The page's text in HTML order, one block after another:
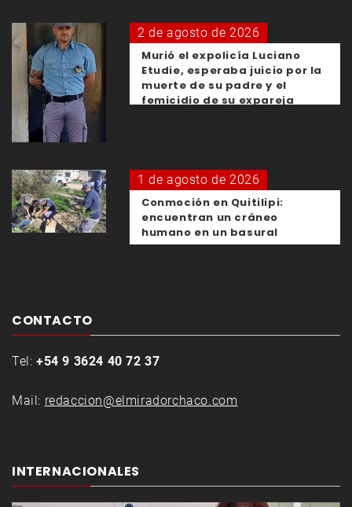
2 de agosto de 2026
Murió el expolicía Luciano
Etudie, esperaba juicio por la
muerte de su padre y el
femicidio de su expareja
1 de agosto de 2026
Conmoción en Quitilipi:
encuentran un cráneo
humano en un basural
CONTACTO
Tel: +54 9 3624 40 72 37
Mail: redaccion@elmiradorchaco.com
INTERNACIONALES